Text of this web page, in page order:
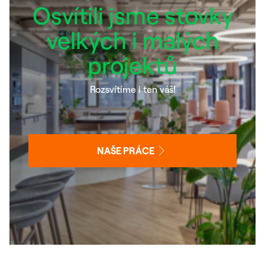
Osvítili jsme stovky
velkých i malých
projektů
Rozsvítíme i ten váš!
NAŠE PRÁCE